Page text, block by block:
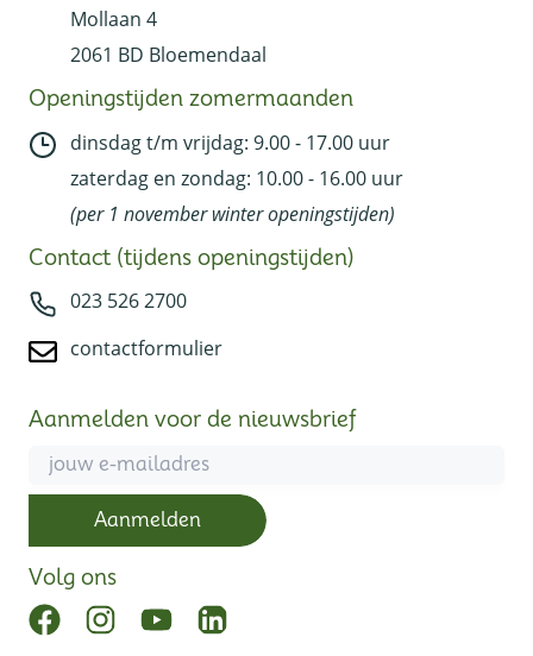
Mollaan 4
2061 BD Bloemendaal
Openingstijden zomermaanden
dinsdag t/m vrijdag: 9.00 - 17.00 uur
zaterdag en zondag: 10.00 - 16.00 uur
(per 1 november winter openingstijden)
Contact (tijdens openingstijden)
023 526 2700
contactformulier
Aanmelden voor de nieuwsbrief
Email
Aanmelden
Volg ons